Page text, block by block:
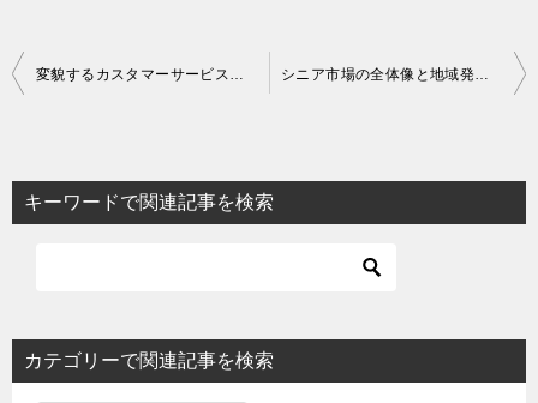
投
ビ
ゲ
ョ
ン
キーワードで関連記事を検索
カテゴリーで関連記事を検索